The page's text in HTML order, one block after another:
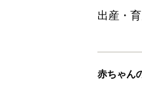
出産・
赤ちゃん